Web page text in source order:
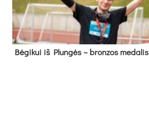
Bė­gi­kui iš Plun­gės – bron­zos me­da­lis